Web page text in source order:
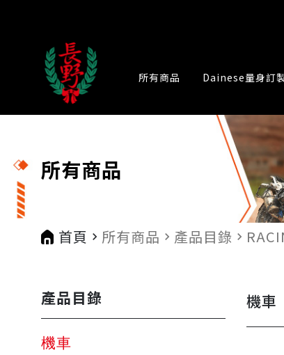
所有商品 Dainese量身訂
所有商品
首頁 navigate_next 所有商品 navigate_next 產品目錄 navigate_next
產品目錄
機車
機車